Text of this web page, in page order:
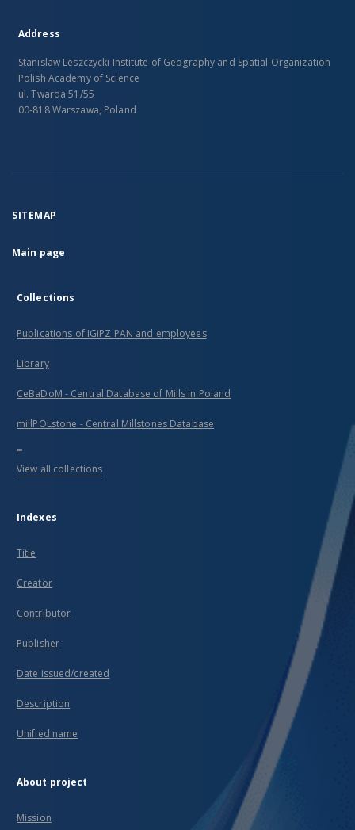
Address
Stanislaw Leszczycki Institute of Geography and Spatial Organization
Polish Academy of Science
ul. Twarda 51/55
00-818 Warszawa, Poland
SITEMAP
Main page
Collections
Publications of IGiPZ PAN and employees
Library
CeBaDoM - Central Database of Mills in Poland
millPOLstone - Central Millstones Database
...
View all collections
Indexes
Title
Creator
Contributor
Publisher
Date issued/created
Description
Unified name
About project
Mission